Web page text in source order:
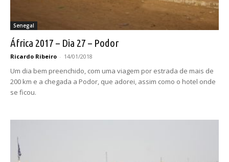
Senegal
África 2017 – Dia 27 – Podor
Ricardo Ribeiro - 14/01/2018
Um dia bem preenchido, com uma viagem por estrada de mais de
200 km e a chegada a Podor, que adorei, assim como o hotel onde
se ficou.